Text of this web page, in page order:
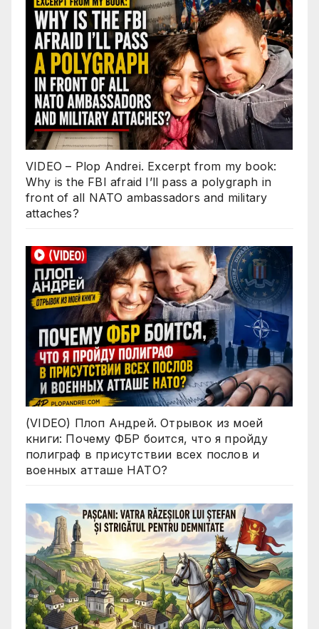
VIDEO – Plop Andrei. Excerpt from my book:
Why is the FBI afraid I’ll pass a polygraph in
front of all NATO ambassadors and military
attaches?
(VIDEO) Плоп Андрей. Отрывок из моей
книги: Почему ФБР боится, что я пройду
полиграф в присутствии всех послов и
военных атташе НАТО?